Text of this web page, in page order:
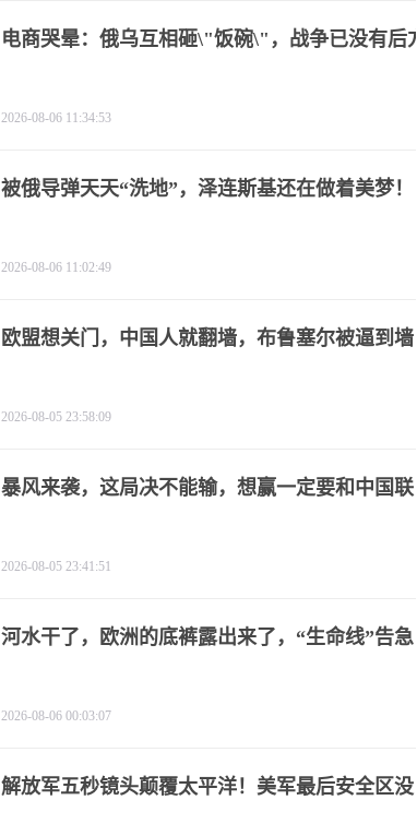
电商哭晕：俄乌互相砸\"饭碗\"，战争已没有后方
2026-08-06 11:34:53
被俄导弹天天“洗地”，泽连斯基还在做着美梦！
2026-08-06 11:02:49
欧盟想关门，中国人就翻墙，布鲁塞尔被逼到墙
2026-08-05 23:58:09
暴风来袭，这局决不能输，想赢一定要和中国联
2026-08-05 23:41:51
河水干了，欧洲的底裤露出来了，“生命线”告急
2026-08-06 00:03:07
解放军五秒镜头颠覆太平洋！美军最后安全区没